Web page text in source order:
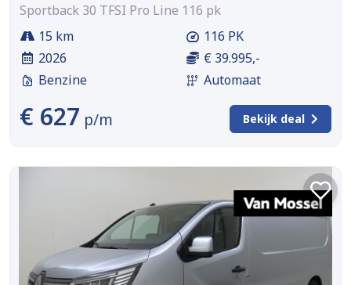
Sportback 30 TFSI Pro Line 116 pk
15 km
2026
Benzine
116 PK
€ 39.995,-
Automaat
€ 627 p/m Bekijk deal